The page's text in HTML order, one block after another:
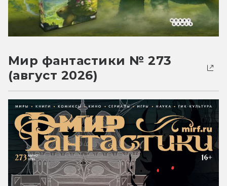
Мир фантастики № 273
(август 2026)